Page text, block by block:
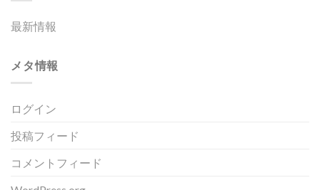
最新情報
メタ情報
ログイン
投稿フィード
コメントフィード